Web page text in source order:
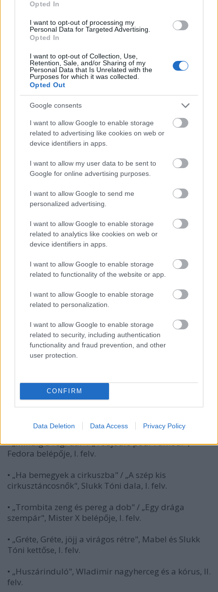
Opted In
I want to opt-out of processing my
Personal Data for Targeted Advertising.
Opted In
I want to opt-out of Collection, Use,
Retention, Sale, and/or Sharing of my
Personal Data that Is Unrelated with the
Purposes for which it was collected.
Opted Out
Google consents
I want to allow Google to enable storage
related to advertising like cookies on web or
device identifiers in apps.
I want to allow my user data to be sent to
Google for online advertising purposes.
I want to allow Google to send me
personalized advertising.
I want to allow Google to enable storage
related to analytics like cookies on web or
device identifiers in apps.
I want to allow Google to enable storage
related to functionality of the website or app.
I want to allow Google to enable storage
related to personalization.
I want to allow Google to enable storage
related to security, including authentication
functionality and fraud prevention, and other
user protection.
CONFIRM
Data Deletion Data Access Privacy Policy
történő módosítása, s hogy Fedora nagyhercegnő
Nagyobb átalakítás a II. felvonásban történt. Az
eredeti változatban Fedora nyilvános
megszégyenítése előtt Fedja egykori tiszti
uniformisában jelenik meg, azt remélve, hogy
felébreszti az asszonyban a régi szenvedélyt, ám a
hercegnő nem jön rá, hogy Fedja és Koroszov herceg
vagy Mister X azonos.
Ezt a nyilvánvaló dramaturgiai tévedést, a II.
felvonás „tömjénfüstös", valóságtól teljesen
elrugaszkodó megoldását igazították ki jó érzékkel
zenei értékét, máig igen népszerű dallamait.
követően a világ számos nagyvárosában, így
Párizsban, Londonban és Szentpétervárott is
New Yorkban, a Broadwayn, hatalmas sikerrel.
Ismertebb részletek:
• „Mindig a régi dal" / „Toujours pour l'amour",
Fedora belépője, I. felv.
• „Ha bemegyek a cirkuszba" / „A szép kis
cirkusztáncosnők", Slukk Tóni dala, I. felv.
• „Trombita zeng és pereg a dob" / „Egy drága
szempár", Mister X belépője, I. felv.
• „Gréte, Gréte, jöjj a virágos rétre", Mabel és Slukk
Tóni kettőse, I. felv.
• „Huszárinduló", Wladimir nagyherceg és a kórus, II.
felv.